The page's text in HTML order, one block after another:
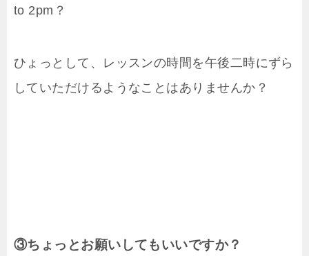
to 2pm？
ひょっとして、レッスンの時間を午後二時にずら
していただけるようなことはありませんか？
③ちょっとお願いしてもいいですか？